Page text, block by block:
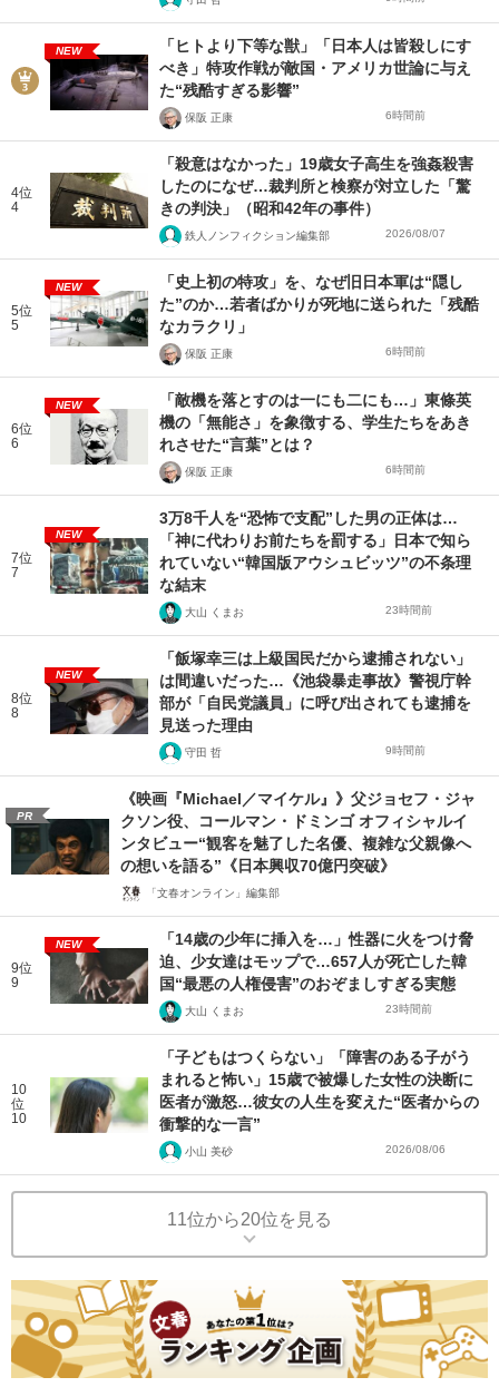
NEW
「ヒトより下等な獣」「日本人は皆殺しにす
べき」特攻作戦が敵国・アメリカ世論に与え
た“残酷すぎる影響”
保阪 正康 6時間前
4位
4
「殺意はなかった」19歳女子高生を強姦殺害
したのになぜ…裁判所と検察が対立した「驚
きの判決」（昭和42年の事件）
鉄人ノンフィクション編集部 2026/08/07
5位
5
NEW
「史上初の特攻」を、なぜ旧日本軍は“隠し
た”のか…若者ばかりが死地に送られた「残酷
なカラクリ」
保阪 正康 6時間前
6位
6
NEW
「敵機を落とすのは一にも二にも…」東條英
機の「無能さ」を象徴する、学生たちをあき
れさせた“言葉”とは？
保阪 正康 6時間前
7位
7
NEW
3万8千人を“恐怖で支配”した男の正体は…
「神に代わりお前たちを罰する」日本で知ら
れていない“韓国版アウシュビッツ”の不条理
な結末
大山 くまお 23時間前
8位
8
NEW
「飯塚幸三は上級国民だから逮捕されない」
は間違いだった…《池袋暴走事故》警視庁幹
部が「自民党議員」に呼び出されても逮捕を
見送った理由
守田 哲 9時間前
PR
《映画『Michael／マイケル』》父ジョセフ・ジャ
クソン役、コールマン・ドミンゴ オフィシャルイ
ンタビュー“観客を魅了した名優、複雑な父親像へ
の想いを語る”《日本興収70億円突破》
「文春オンライン」編集部
9位
9
NEW
「14歳の少年に挿入を…」性器に火をつけ脅
迫、少女達はモップで…657人が死亡した韓
国“最悪の人権侵害”のおぞましすぎる実態
大山 くまお 23時間前
10
位
10
「子どもはつくらない」「障害のある子がう
まれると怖い」15歳で被爆した女性の決断に
医者が激怒…彼女の人生を変えた“医者からの
衝撃的な一言”
小山 美砂 2026/08/06
11位から20位を見る